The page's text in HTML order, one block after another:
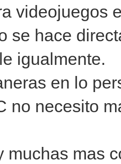
videojuegos
se hace
igualmente.
en lo
no necesito
muchas mas